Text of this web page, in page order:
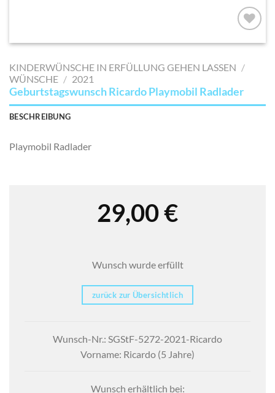
AUF MEINE
SETZEN
KINDERWÜNSCHE IN ERFÜLLUNG GEHEN LASSEN /
WÜNSCHE / 2021
Geburtstagswunsch Ricardo Playmobil Radlader
BESCHREIBUNG
Playmobil Radlader
29,00€
Wunsch wurde erfüllt
zurück zur Übersichtlich
Wunsch-Nr.: SGStF-5272-2021-Ricardo
Vorname: Ricardo (5 Jahre)
Wunsch erhältlich bei: